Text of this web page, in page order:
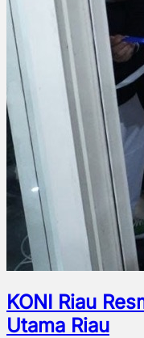
KONI Riau
Utama Riau